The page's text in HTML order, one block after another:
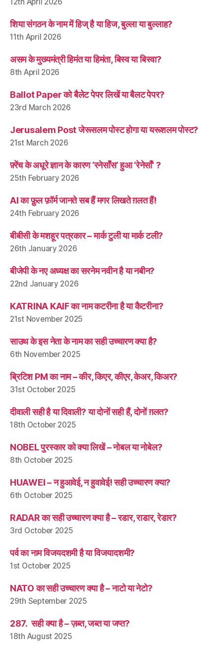
12th April 2026
शिया संगठन के नाम में हिज् है या हिज, बुल्ला या बुल्लाह?
11th April 2026
असम के मुख्यमंत्री हिमंत या हिमंता, बिस्व या बिस्वा?
8th April 2026
Ballot Paper को बैलेट पेपर लिखें या बैलट पेपर?
23rd March 2026
Jerusalem Post जेरूसलम पोस्ट होगा या यरूशलम पोस्ट?
21st March 2026
फ़्रेंच के अधूरे ज्ञान के कारण ‘रनेसाँस’ हुआ ‘रेनेसाँ’ ?
25th February 2026
AI का फ़ुल फ़ॉर्म जानते सब हैं मगर लिखते ग़लत हैं!
24th February 2026
बीबीसी के मशहूर पत्रकार – मार्क टुली या मार्क टली?
26th January 2026
बीजेपी के नए अध्यक्ष का सरनेम नवीन है या नबीन?
22nd January 2026
KATRINA KAIF का नाम कटरीना है या कैटरीना?
21st November 2025
साउथ के इस नेता के नाम का सही उच्चारण क्या है?
6th November 2025
ब्रिटिश PM का नाम – कीर, किएर, कीएर, केअर, किअर?
31st October 2025
दीवाली सही है या दिवाली? या दोनों सही हैं, दोनों ग़लत?
18th October 2025
NOBEL पुरस्कार को क्या लिखें – नोबल या नोबेल?
8th October 2025
HUAWEI – न हुआवेई, न हुवावेई! सही उच्चारण क्या?
6th October 2025
RADAR का सही उच्चारण क्या है – रडार, राडार, रेडार?
3rd October 2025
पर्व का नाम विजयदशमी है या विजयादशमी?
1st October 2025
NATO का सही उच्चारण क्या है – नाटो या नेटो?
29th September 2025
287. सही क्या है – ज़ब्त, जब्त या जप्त?
18th August 2025